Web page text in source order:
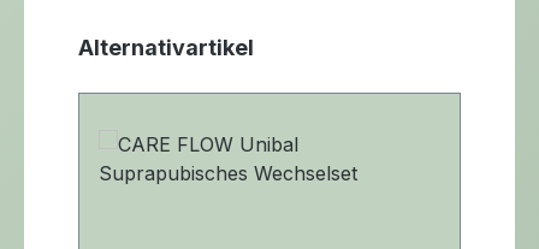
Produktgalerie überspringen
Alternativartikel